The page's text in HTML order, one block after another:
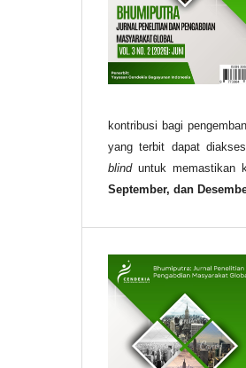
kontribusi bagi
yang terbit dapat
blinduntuk memastikan
September, dan